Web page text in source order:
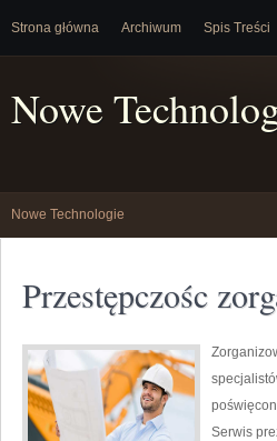
Strona główna Archiwum Spis Treści
Nowe
Nowe Technologie
Przestępczośc
Serwis